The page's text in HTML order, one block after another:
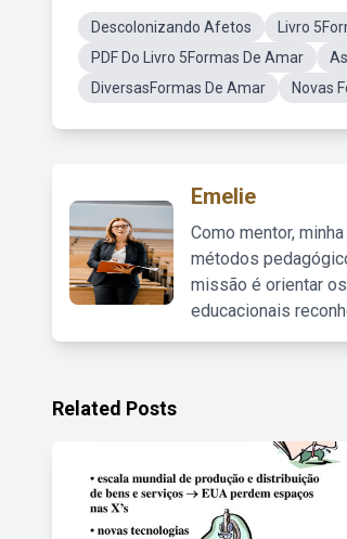
Descolonizando Afetos Livro
PDF Do Livro 5Formas De Amar
DiversasFormas De Amar
Novas
Emelie
Como mentor,
métodos
missão é orientar
educacionais
Related Posts